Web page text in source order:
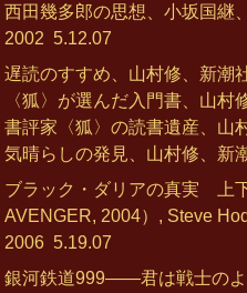
西田幾多郎の思想、小坂国継
2002 5.12.07
遅読のすすめ、山村修、新潮
〈狐〉が選んだ入門書、山村
書評家〈狐〉の読書遺産、山
気晴らしの発見、山村修、新
ブラック・ダリアの真実 上
AVENGER, 2004）, Steve
2006 5.19.07
銀河鉄道999――君は戦士のよ